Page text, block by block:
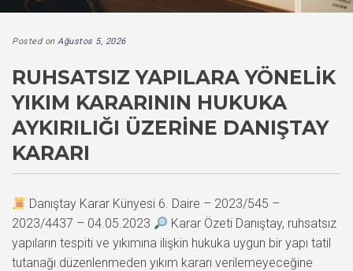
Posted on Ağustos 5, 2026
RUHSATSIZ YAPILARA YÖNELIK
YIKIM KARARININ HUKUKA
AYKIRILIĞI ÜZERINE DANIŞTAY
KARARI
Danıştay Karar Künyesi 6. Daire – 2023/545 –
2023/4437 – 04.05.2023
Karar Özeti Danıştay, ruhsatsız
yapıların tespiti ve yıkımına ilişkin hukuka uygun bir yapı tatil
tutanağı düzenlenmeden yıkım kararı verilemeyeceğine